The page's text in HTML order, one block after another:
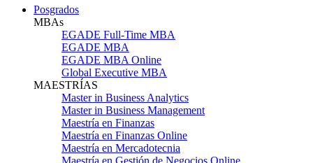
Posgrados
MBAs
EGADE Full-Time MBA
EGADE MBA
EGADE MBA Online
Global Executive MBA
MAESTRÍAS
Master in Business Analytics
Master in Business Management
Maestría en Finanzas
Maestría en Finanzas Online
Maestría en Mercadotecnia
Maestría en Gestión de Negocios Online